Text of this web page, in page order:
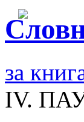
за
IV.